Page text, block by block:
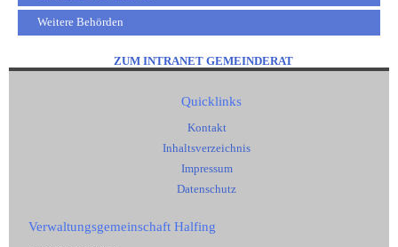
Weitere Behörden
ZUM INTRANET GEMEINDERAT
Quicklinks
Kontakt
Inhaltsverzeichnis
Impressum
Datenschutz
Verwaltungsgemeinschaft Halfing